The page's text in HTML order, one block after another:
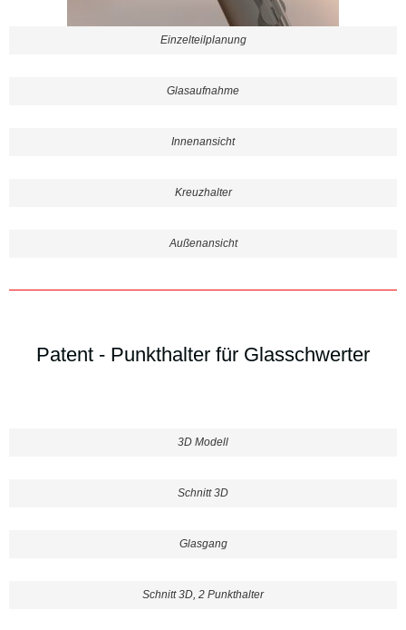
Einzelteilplanung
Glasaufnahme
Innenansicht
Kreuzhalter
Außenansicht
Patent - Punkthalter für Glasschwerter
3D Modell
Schnitt 3D
Glasgang
Schnitt 3D, 2 Punkthalter